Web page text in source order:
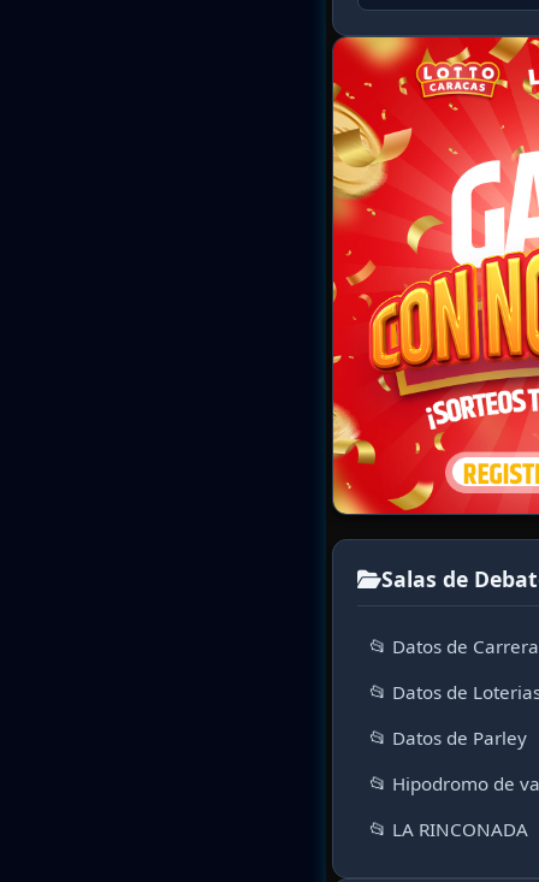
Salas de
📂 Datos de
📂 Datos de
📂 Datos de Parley
📂 Hipodromo de
📂 LA RINCONADA